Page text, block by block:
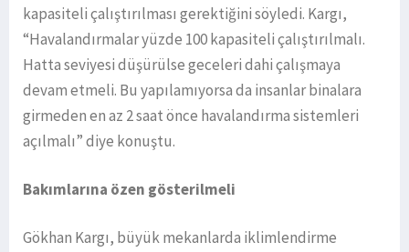
kapasiteli çalıştırılması gerektiğini söyledi. Kargı,
“Havalandırmalar yüzde 100 kapasiteli çalıştırılmalı.
Hatta seviyesi düşürülse geceleri dahi çalışmaya
devam etmeli. Bu yapılamıyorsa da insanlar binalara
girmeden en az 2 saat önce havalandırma sistemleri
açılmalı” diye konuştu.
Bakımlarına özen gösterilmeli
Gökhan Kargı, büyük mekanlarda iklimlendirme